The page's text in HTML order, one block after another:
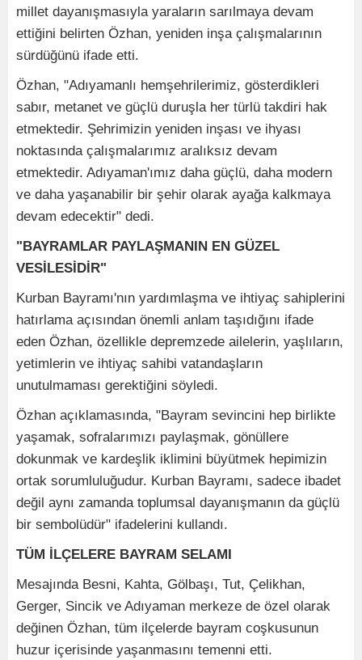
millet dayanışmasıyla yaraların sarılmaya devam
ettiğini belirten Özhan, yeniden inşa çalışmalarının
sürdüğünü ifade etti.
Özhan, "Adıyamanlı hemşehrilerimiz, gösterdikleri
sabır, metanet ve güçlü duruşla her türlü takdiri hak
etmektedir. Şehrimizin yeniden inşası ve ihyası
noktasında çalışmalarımız aralıksız devam
etmektedir. Adıyaman'ımız daha güçlü, daha modern
ve daha yaşanabilir bir şehir olarak ayağa kalkmaya
devam edecektir" dedi.
"BAYRAMLAR PAYLAŞMANIN EN GÜZEL
VESİLESİDİR"
Kurban Bayramı'nın yardımlaşma ve ihtiyaç sahiplerini
hatırlama açısından önemli anlam taşıdığını ifade
eden Özhan, özellikle depremzede ailelerin, yaşlıların,
yetimlerin ve ihtiyaç sahibi vatandaşların
unutulmaması gerektiğini söyledi.
Özhan açıklamasında, "Bayram sevincini hep birlikte
yaşamak, sofralarımızı paylaşmak, gönüllere
dokunmak ve kardeşlik iklimini büyütmek hepimizin
ortak sorumluluğudur. Kurban Bayramı, sadece ibadet
değil aynı zamanda toplumsal dayanışmanın da güçlü
bir sembolüdür" ifadelerini kullandı.
TÜM İLÇELERE BAYRAM SELAMI
Mesajında Besni, Kahta, Gölbaşı, Tut, Çelikhan,
Gerger, Sincik ve Adıyaman merkeze de özel olarak
değinen Özhan, tüm ilçelerde bayram coşkusunun
huzur içerisinde yaşanmasını temenni etti.